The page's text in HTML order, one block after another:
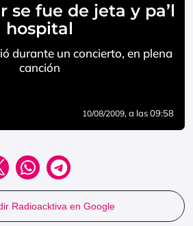
se fue de jeta y pa’l
hospital
durante un concierto, en plena
canción
10/08/2009, a las 09:58
Radioacktiva en Google